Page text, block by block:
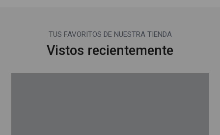
TUS FAVORITOS DE NUESTRA TIENDA
Vistos recientemente